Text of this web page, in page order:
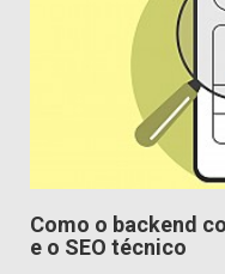
Como o backend
e o SEO técnico